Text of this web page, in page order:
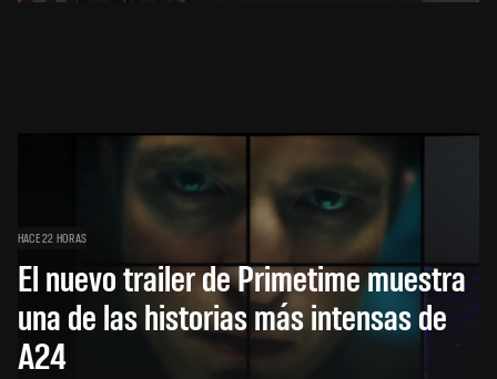
HACE 22 HORAS
El nuevo trailer de Primetime muestra
una de las historias más intensas de
A24